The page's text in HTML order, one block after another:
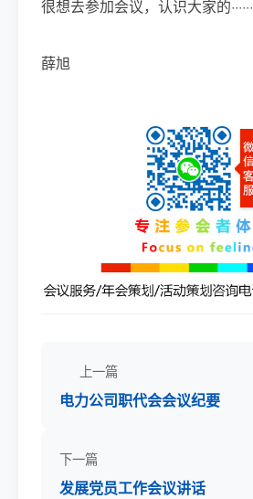
很想去参加会议，认识大家的······
薛旭
上一篇
电力公司职代会会议纪要
下一篇
发展党员工作会议讲话